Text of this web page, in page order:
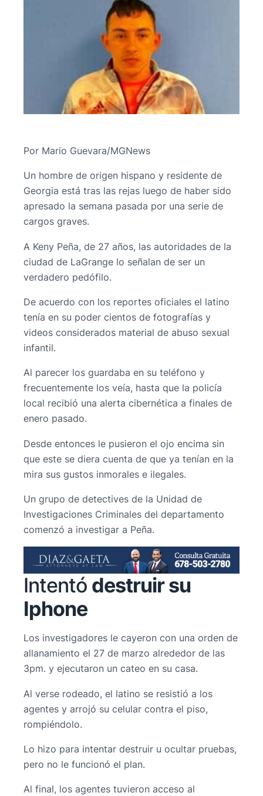
Por Mario Guevara/MGNews
Un hombre de origen hispano y residente de
Georgia está tras las rejas luego de haber sido
apresado la semana pasada por una serie de
cargos graves.
A Keny Peña, de 27 años, las autoridades de la
ciudad de LaGrange lo señalan de ser un
verdadero pedófilo.
De acuerdo con los reportes oficiales el latino
tenía en su poder cientos de fotografías y
videos considerados material de abuso sexual
infantil.
Al parecer los guardaba en su teléfono y
frecuentemente los veía, hasta que la policía
local recibió una alerta cibernética a finales de
enero pasado.
Desde entonces le pusieron el ojo encima sin
que este se diera cuenta de que ya tenían en la
mira sus gustos inmorales e ilegales.
Un grupo de detectives de la Unidad de
Investigaciones Criminales del departamento
comenzó a investigar a Peña.
Intentó destruir su
Iphone
Los investigadores le cayeron con una orden de
allanamiento el 27 de marzo alrededor de las
3pm. y ejecutaron un cateo en su casa.
Al verse rodeado, el latino se resistió a los
agentes y arrojó su celular contra el piso,
rompiéndolo.
Lo hizo para intentar destruir u ocultar pruebas,
pero no le funcionó el plan.
Al final, los agentes tuvieron acceso al